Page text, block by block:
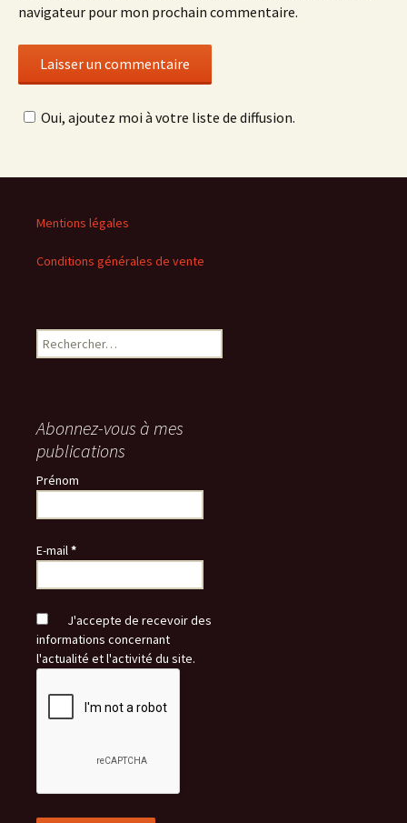
navigateur pour mon prochain commentaire.
Oui, ajoutez moi à votre liste de diffusion.
Mentions légales
Conditions générales de vente
Rechercher :
Abonnez-vous à mes
publications
Prénom
E-mail*
J'accepte de recevoir des
informations concernant
l'actualité et l'activité du site.